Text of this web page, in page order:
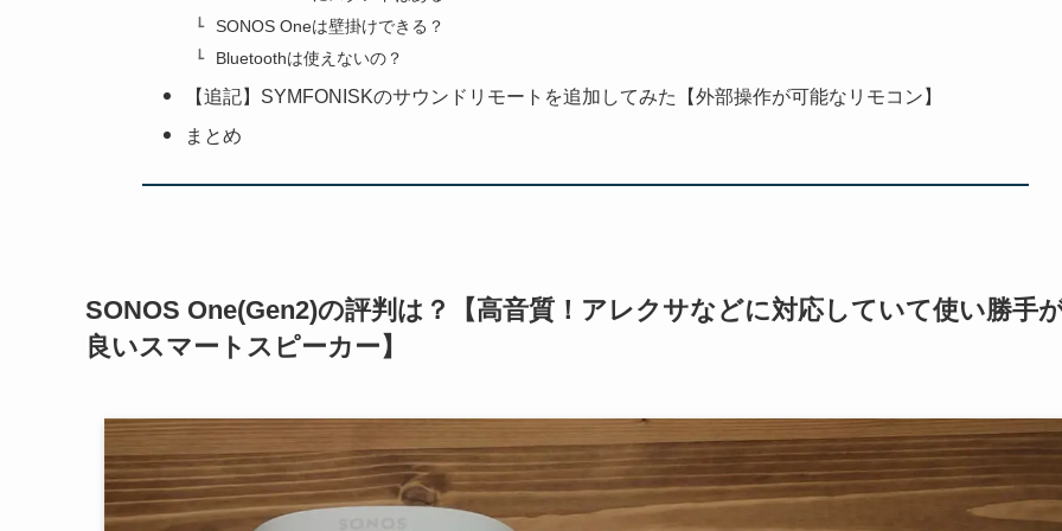
SONOS Oneは壁掛けできる？
Bluetoothは使えないの？
【追記】SYMFONISKのサウンドリモートを追加してみた【外部操作が可能なリモコン】
まとめ
SONOS One(Gen2)の評判は？【高音質！アレクサなどに対応していて使い勝手
良いスマートスピーカー】